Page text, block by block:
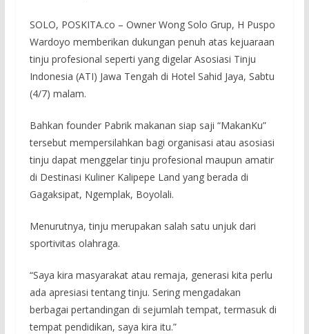
SOLO, POSKITA.co – Owner Wong Solo Grup, H Puspo
Wardoyo memberikan dukungan penuh atas kejuaraan
tinju profesional seperti yang digelar Asosiasi Tinju
Indonesia (ATI) Jawa Tengah di Hotel Sahid Jaya, Sabtu
(4/7) malam.
Bahkan founder Pabrik makanan siap saji “MakanKu”
tersebut mempersilahkan bagi organisasi atau asosiasi
tinju dapat menggelar tinju profesional maupun amatir
di Destinasi Kuliner Kalipepe Land yang berada di
Gagaksipat, Ngemplak, Boyolali.
Menurutnya, tinju merupakan salah satu unjuk dari
sportivitas olahraga.
“Saya kira masyarakat atau remaja, generasi kita perlu
ada apresiasi tentang tinju. Sering mengadakan
berbagai pertandingan di sejumlah tempat, termasuk di
tempat pendidikan, saya kira itu.”